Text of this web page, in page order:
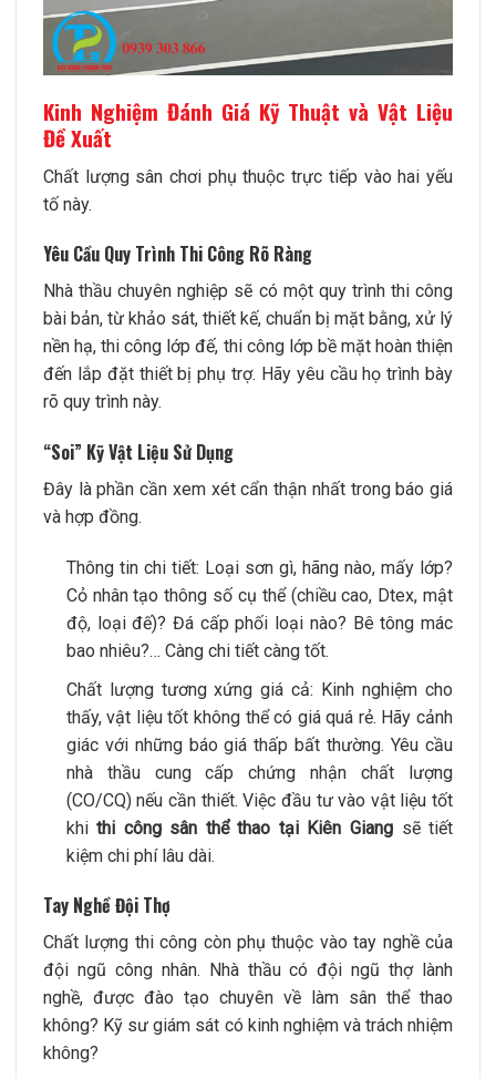
Kinh Nghiệm Đánh Giá Kỹ Thuật và Vật Liệu
Đề Xuất
Chất lượng sân chơi phụ thuộc trực tiếp vào hai yếu
tố này.
Yêu Cầu Quy Trình Thi Công Rõ Ràng
Nhà thầu chuyên nghiệp sẽ có một quy trình thi công
bài bản, từ khảo sát, thiết kế, chuẩn bị mặt bằng, xử lý
nền hạ, thi công lớp đế, thi công lớp bề mặt hoàn thiện
đến lắp đặt thiết bị phụ trợ. Hãy yêu cầu họ trình bày
rõ quy trình này.
“Soi” Kỹ Vật Liệu Sử Dụng
Đây là phần cần xem xét cẩn thận nhất trong báo giá
và hợp đồng.
Thông tin chi tiết: Loại sơn gì, hãng nào, mấy lớp?
Cỏ nhân tạo thông số cụ thể (chiều cao, Dtex, mật
độ, loại đế)? Đá cấp phối loại nào? Bê tông mác
bao nhiêu?… Càng chi tiết càng tốt.
Chất lượng tương xứng giá cả: Kinh nghiệm cho
thấy, vật liệu tốt không thể có giá quá rẻ. Hãy cảnh
giác với những báo giá thấp bất thường. Yêu cầu
nhà thầu cung cấp chứng nhận chất lượng
(CO/CQ) nếu cần thiết. Việc đầu tư vào vật liệu tốt
khithi công sân thể thao tại Kiên Giangsẽ tiết
kiệm chi phí lâu dài.
Tay Nghề Đội Thợ
Chất lượng thi công còn phụ thuộc vào tay nghề của
đội ngũ công nhân. Nhà thầu có đội ngũ thợ lành
nghề, được đào tạo chuyên về làm sân thể thao
không? Kỹ sư giám sát có kinh nghiệm và trách nhiệm
không?